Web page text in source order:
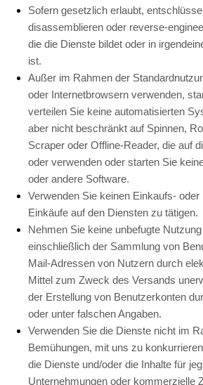
Sofern gesetzlich erlaubt,
disassemblieren oder reverse-
die die Dienste bildet oder in
ist.
Außer im Rahmen der
oder Internetbrowsern verwenden,
verteilen Sie keine automatisierten
aber nicht beschränkt auf Spinnen,
Scraper oder Offline-Reader, die auf
oder verwenden oder starten Sie
oder andere Software.
Verwenden Sie keinen Einkaufs- oder
Einkäufe auf den Diensten zu tätigen.
Nehmen Sie keine unbefugte
einschließlich der Sammlung von
Mail-Adressen von Nutzern durch
Mittel zum Zweck des Versands
der Erstellung von Benutzerkonten
oder unter falschen Angaben.
Verwenden Sie die Dienste nicht im
Bemühungen, mit uns zu
die Dienste und/oder die Inhalte für
Unternehmungen oder kommerzielle